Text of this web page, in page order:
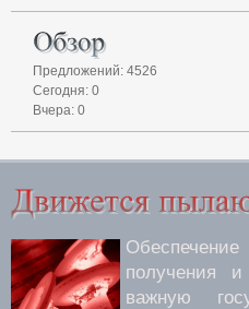
Предложений: 4526
Сегодня: 0
Вчера: 0
получения
важную